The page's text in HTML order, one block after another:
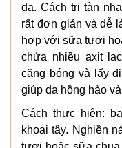
da. Cách trị tàn
rất đơn giản và dễ
hợp với sữa tươi
chứa nhiều axit
căng bóng và lấy
giúp da hồng hào
Cách thực hiện:
khoai tây. Nghiền